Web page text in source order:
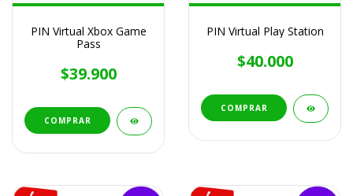
PIN Virtual Xbox Game
Pass
$39.900
COMPRAR
PIN Virtual Play Station
$40.000
COMPRAR